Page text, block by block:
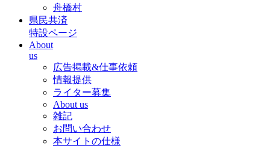
舟橋村
県民共済
特設ページ
About
us
広告掲載&仕事依頼
情報提供
ライター募集
About us
雑記
お問い合わせ
本サイトの仕様